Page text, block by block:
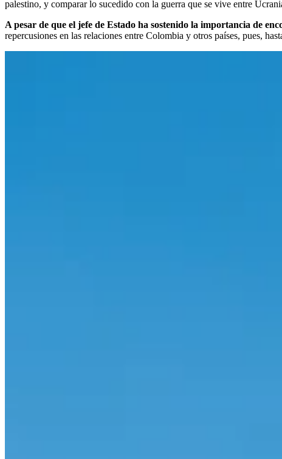
palestino, y comparar lo sucedido con la guerra que se vive entre
A pesar de que el jefe de Estado ha sostenido la importancia de
repercusiones en las relaciones entre Colombia y otros países, pues,